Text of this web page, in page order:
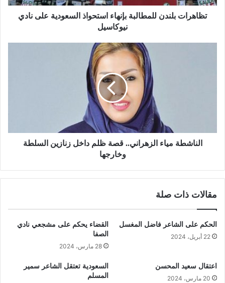
تظاهرات بلندن للمطالبة بإنهاء استحواذ السعودية على نادي
نيوكاسيل
الناشطة مياء الزهراني.. قصة ظلم داخل زنازين السلطة
وخارجها
مقالات ذات صلة
الحكم على الشاعر فاضل المغسل
22 أبريل، 2024
القضاء يحكم على مشجعي نادي
الصفا
28 مارس، 2024
اعتقال سعيد المحسن
20 مارس، 2024
السعودية تعتقل الشاعر سمير
المسلم